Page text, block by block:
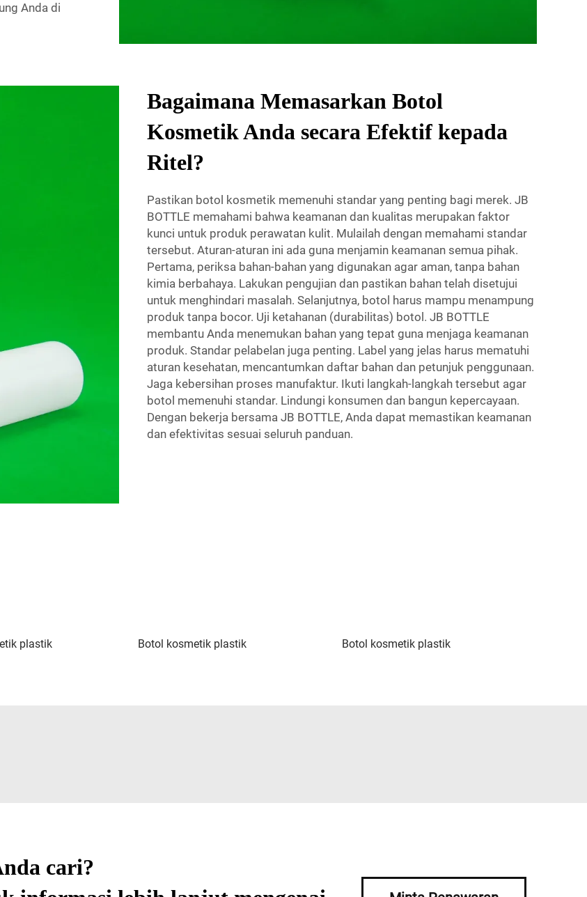
Anda di
Bagaimana Memasarkan Botol
Kosmetik Anda secara Efektif kepada
Ritel?
Pastikan botol kosmetik memenuhi standar yang penting bagi merek. JB
BOTTLE memahami bahwa keamanan dan kualitas merupakan faktor
kunci untuk produk perawatan kulit. Mulailah dengan memahami standar
tersebut. Aturan-aturan ini ada guna menjamin keamanan semua pihak.
Pertama, periksa bahan-bahan yang digunakan agar aman, tanpa bahan
kimia berbahaya. Lakukan pengujian dan pastikan bahan telah disetujui
untuk menghindari masalah. Selanjutnya, botol harus mampu menampung
produk tanpa bocor. Uji ketahanan (durabilitas) botol. JB BOTTLE
membantu Anda menemukan bahan yang tepat guna menjaga keamanan
produk. Standar pelabelan juga penting. Label yang jelas harus mematuhi
aturan kesehatan, mencantumkan daftar bahan dan petunjuk penggunaan.
Jaga kebersihan proses manufaktur. Ikuti langkah-langkah tersebut agar
botol memenuhi standar. Lindungi konsumen dan bangun kepercayaan.
Dengan bekerja bersama JB BOTTLE, Anda dapat memastikan keamanan
dan efektivitas sesuai seluruh panduan.
plastik Botol kosmetik plastik Botol kosmetik plastik
cari?